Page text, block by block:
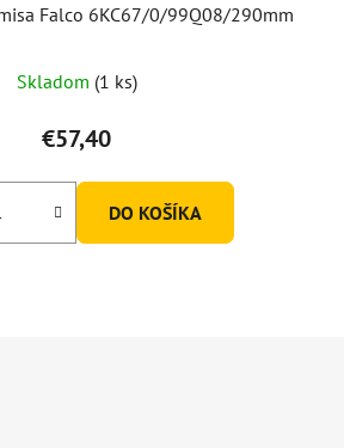
Falco 6KC67/0/99Q08/290mm
Skladom (1 ks)
€57,40
DO KOŠÍKA